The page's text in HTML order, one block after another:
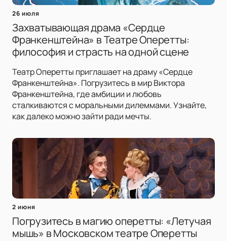
26 июля
Захватывающая драма «Сердце
Франкенштейна» в Театре Оперетты:
философия и страсть на одной сцене
Театр Оперетты приглашает на драму «Сердце
Франкенштейна». Погрузитесь в мир Виктора
Франкенштейна, где амбиции и любовь
сталкиваются с моральными дилеммами. Узнайте,
как далеко можно зайти ради мечты.
2 июня
Погрузитесь в магию оперетты: «Летучая
мышь» в Московском театре Оперетты